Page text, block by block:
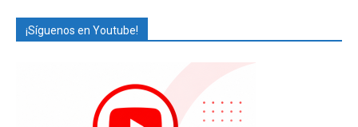
¡Síguenos en Youtube!